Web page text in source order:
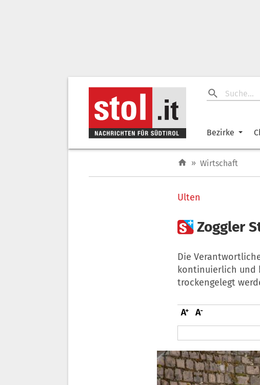
Bezirke
» Wirtschaft
Ulten
Zoggler
Die
kontinuierlich und
trockengelegt